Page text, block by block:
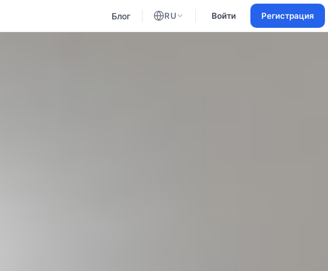
Блог RU
Английский
Войти Регистрация